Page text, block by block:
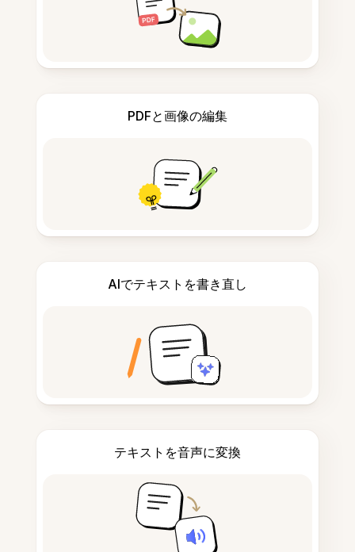
PDFと画像の編集
AIでテキストを書き直し
テキストを音声に変換